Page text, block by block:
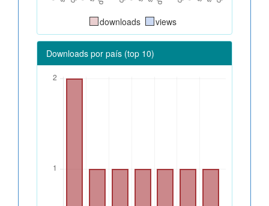
downloads views
Downloads por país (top 10)